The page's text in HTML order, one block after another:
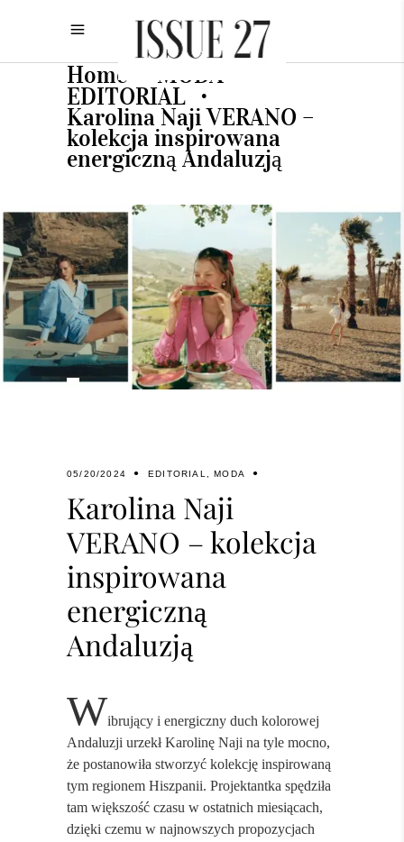
Home MODA
EDITORIAL •
Karolina Naji VERANO –
kolekcja inspirowana
energiczną Andaluzją
05/20/2024 EDITORIAL,MODA
Karolina Naji
VERANO – kolekcja
inspirowana
energiczną
Andaluzją
Wibrujący i energiczny duch kolorowej
Andaluzji urzekł Karolinę Naji na tyle mocno,
że postanowiła stworzyć kolekcję inspirowaną
tym regionem Hiszpanii. Projektantka spędziła
tam większość czasu w ostatnich miesiącach,
dzięki czemu w najnowszych propozycjach